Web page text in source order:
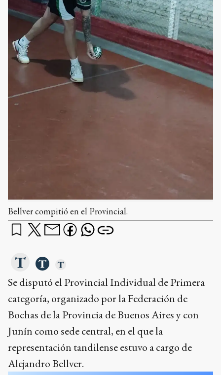
Bellver compitió en el Provincial.
Se disputó el Provincial Individual de Primera
categoría, organizado por la Federación de
Bochas de la Provincia de Buenos Aires y con
Junín como sede central, en el que la
representación tandilense estuvo a cargo de
Alejandro Bellver.